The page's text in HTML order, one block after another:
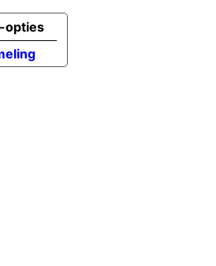
opties